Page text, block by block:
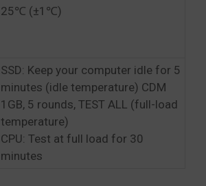
25℃ (±1℃)
SSD: Keep your computer idle for 5
minutes (idle temperature) CDM
1GB, 5 rounds, TEST ALL (full-load
temperature)
CPU: Test at full load for 30
minutes